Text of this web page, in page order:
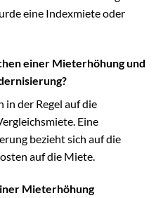
eine Indexmiete oder
einer Mieterhöhung und
in der Regel auf die
Eine
bezieht sich auf die
auf die Miete.
Mieterhöhung